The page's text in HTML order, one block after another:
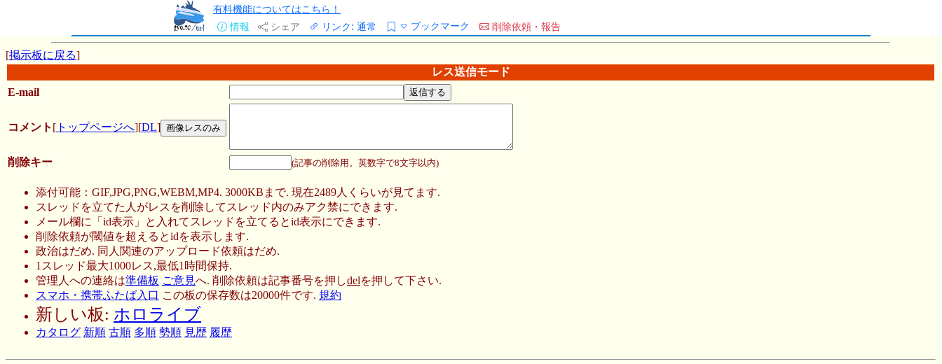
有料機能についてはこちら！
情報
シェア リンク: 通常 ブックマーク 削除依頼・報告